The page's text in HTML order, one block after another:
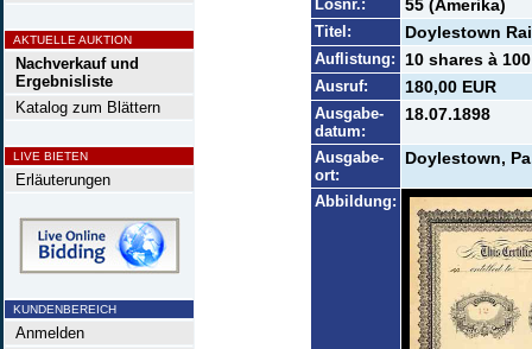
AKTUELLE AUKTION
Nachverkauf und
Ergebnisliste
Katalog zum Blättern
LIVE BIETEN
Erläuterungen
KUNDENBEREICH
Anmelden
Losnr.:
55 (Amerika)
Titel: Doylestown
Auflistung: 10 shares à
Ausruf: 180,00 EUR
Ausgabe-
datum:
18.07.1898
Ausgabe-
ort:
Doylestown,
Abbildung: